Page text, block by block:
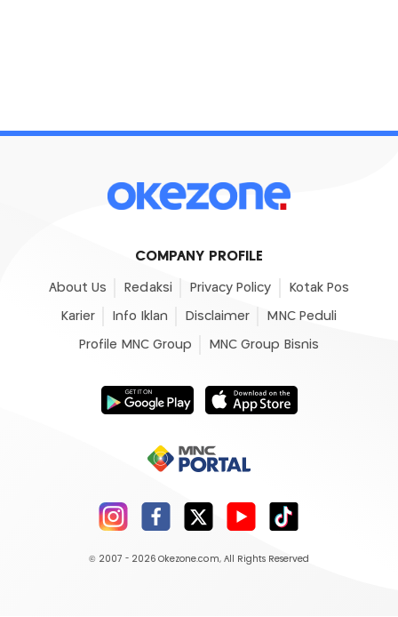
COMPANY PROFILE
About Us Redaksi Privacy Policy Kotak Pos
Karier Info Iklan Disclaimer MNC Peduli
Profile MNC Group MNC Group Bisnis
© 2007 - 2026 Okezone.com, All Rights Reserved